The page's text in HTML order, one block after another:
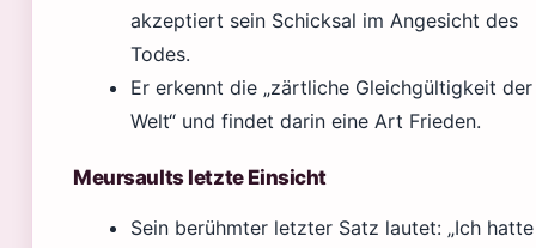
akzeptiert sein Schicksal im Angesicht des
Todes.
Er erkennt die „zärtliche Gleichgültigkeit der
Welt“ und findet darin eine Art Frieden.
Meursaults letzte Einsicht
Sein berühmter letzter Satz lautet: „Ich